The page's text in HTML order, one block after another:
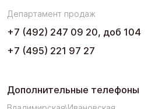
Департамент продаж
+7 (492) 247 09 20, доб 104
+7 (495) 221 97 27
Дополнительные телефоны